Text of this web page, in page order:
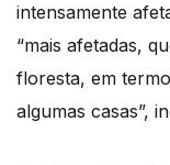
intensamente
“mais afetadas,
floresta, em
algumas casas”,